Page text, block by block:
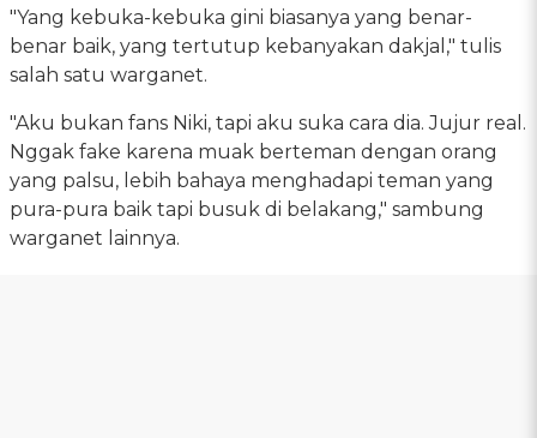
"Yang kebuka-kebuka gini biasanya yang benar-
benar baik, yang tertutup kebanyakan dakjal," tulis
salah satu warganet.
"Aku bukan fans Niki, tapi aku suka cara dia. Jujur real.
Nggak fake karena muak berteman dengan orang
yang palsu, lebih bahaya menghadapi teman yang
pura-pura baik tapi busuk di belakang," sambung
warganet lainnya.